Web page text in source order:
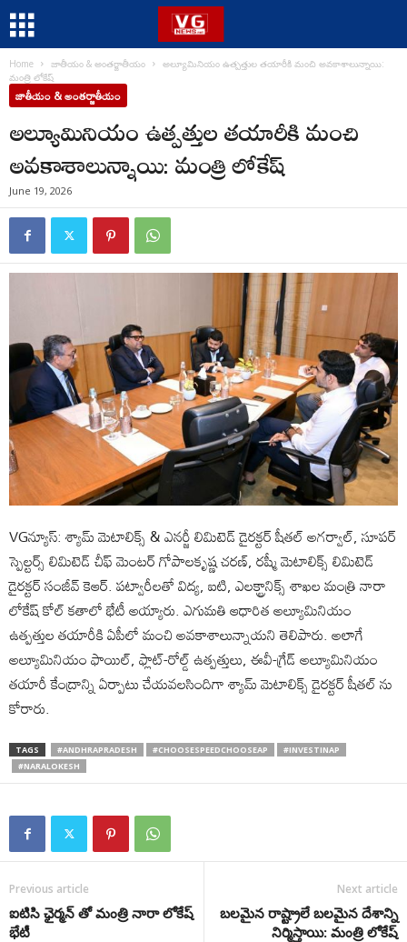
Home జాతీయం & అంతర్జాతీయం
అల్యూమినియం ఉత్పత్తుల తయారీకి మంచి అవ‌కాశాలున్నాయి:
మంత్రి లోకేష్
జాతీయం & అంతర్జాతీయం
అల్యూమినియం ఉత్పత్తుల తయారీకి మంచి
అవ‌కాశాలున్నాయి: మంత్రి లోకేష్
June 19, 2026
VGన్యూస్: శ్యామ్ మెటాలిక్స్ & ఎనర్జీ లిమిటెడ్ డైరక్టర్ షీతల్ అగర్వాల్, సూపర్
స్పెల్టర్స్ లిమిటెడ్ చీఫ్ మెంటర్ గోపాలకృష్ణ చరణ్, రష్మీ మెటాలిక్స్ లిమిటెడ్
డైరక్టర్ సంజీవ్ కెఆర్. పట్వారీలతో విద్య, ఐటి, ఎలక్ట్రానిక్స్ శాఖల మంత్రి నారా
లోకేష్ కోల్ కతాలో భేటీ అయ్యారు. ఎగుమతి ఆధారిత అల్యూమినియం
ఉత్పత్తుల తయారీకి ఏపీలో మంచి అవ‌కాశాలున్నాయ‌ని తెలిపారు. అలాగే
అల్యూమినియం ఫాయిల్, ఫ్లాట్-రోల్డ్ ఉత్పత్తులు, ఈవీ-గ్రేడ్ అల్యూమినియం
తయారీ కేంద్రాన్ని ఏర్పాటు చేయవలసిందిగా శ్యామ్ మెటాలిక్స్‌ డైరక్టర్ షీతల్ ను
కోరారు.
TAGS #ANDHRAPRADESH #CHOOSESPEEDCHOOSEAP
#INVESTINAP
#NARALOKESH
Previous article
ఐటిసి ఛైర్మన్ తో మంత్రి నారా లోకేష్
భేటీ
Next article
బలమైన రాష్ట్రాలే బలమైన దేశాన్ని
నిర్మిస్తాయి: మంత్రి లోకేష్